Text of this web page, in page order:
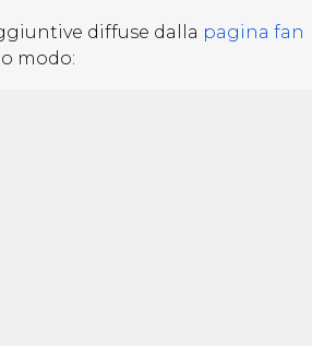
diffuse dalla pagina fan
modo: